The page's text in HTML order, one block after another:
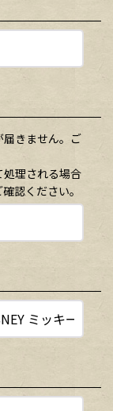
きません。ご
処理される場合
認ください。